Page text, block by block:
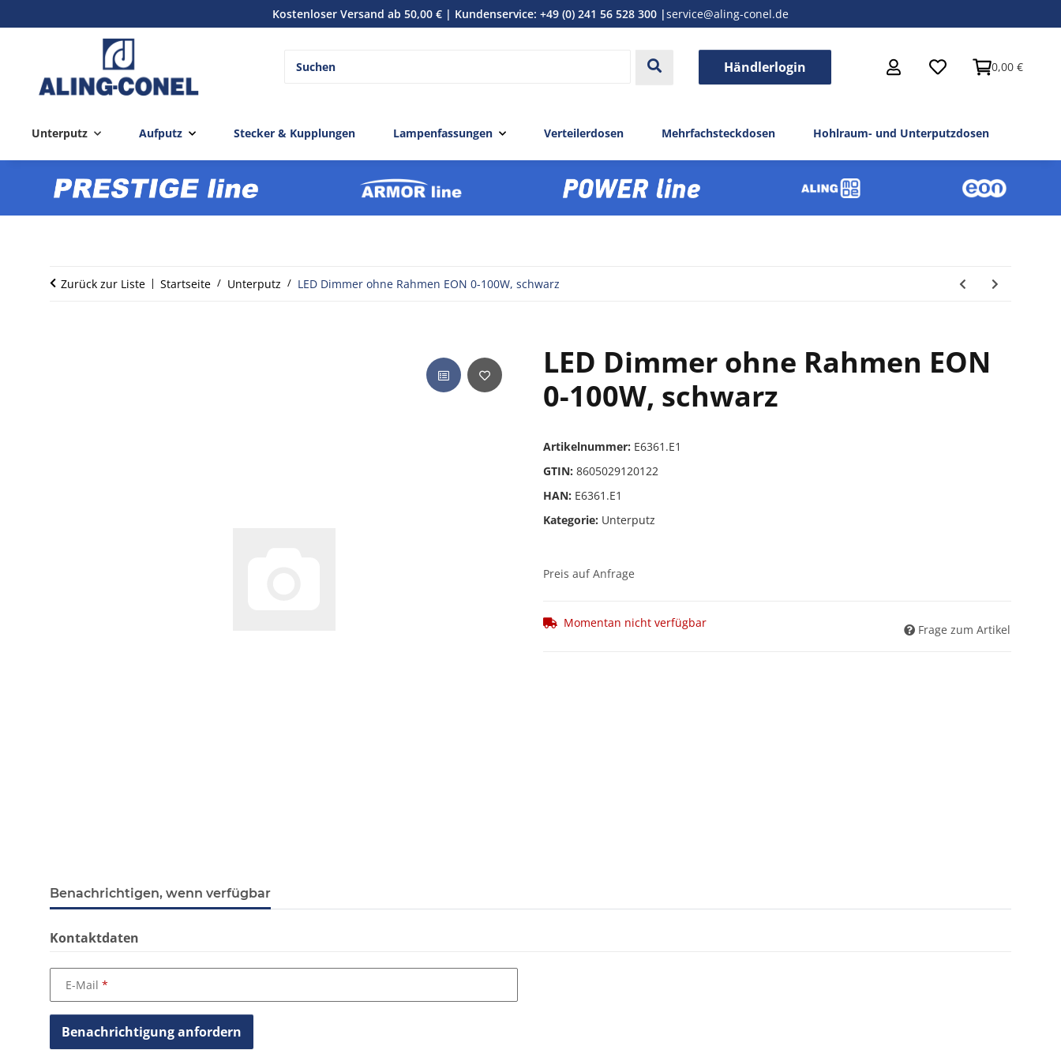
Kostenloser Versand ab 50,00 € | Kundenservice: +49 (0) 241 56 528 300 |service@aling-conel.de
Händlerlogin 0,00 €
Unterputz Aufputz Stecker & Kupplungen Lampenfassungen Verteilerdosen Mehrfachsteckdosen Hohlraum- und Unterputzdosen
Zurück zur Liste Startseite Unterputz LED Dimmer ohne Rahmen EON 0-100W, schwarz
LED Dimmer ohne Rahmen EON
0-100W, schwarz
Artikelnummer: E6361.E1
GTIN: 8605029120122
HAN: E6361.E1
Kategorie: Unterputz
Preis auf Anfrage
Momentan nicht verfügbar Frage zum Artikel
Benachrichtigen, wenn verfügbar
Kontaktdaten
E-Mail
Benachrichtigung anfordern